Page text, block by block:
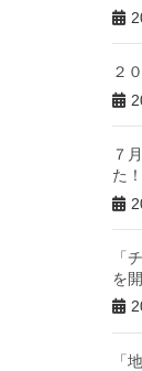
２
７
た！
「
を
「